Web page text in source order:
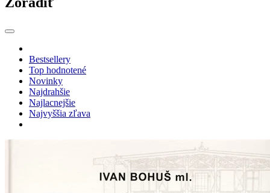
Bestsellery
Top hodnotené
Novinky
Najdrahšie
Najlacnejšie
Najvyššia zľava